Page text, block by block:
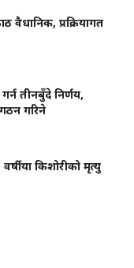
वैधानिक, प्रक्रियागत
तीनबुँदे निर्णय,
गरिने
किशोरीको मृत्यु